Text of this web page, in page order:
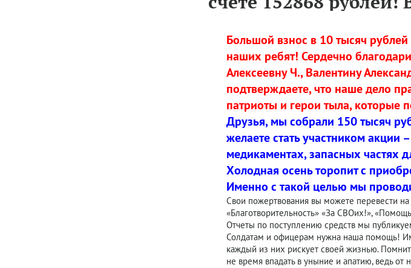
Большой взнос в 10 тысяч
наших ребят! Сердечно
Алексеевну Ч., Валентину
подтверждаете, что наше дело
патриоты и герои тыла, которые
Друзья, мы собрали 150 тысяч
желаете стать участником
медикаментах, запасных частях
Холодная осень торопит с
Именно с такой целью мы
Свои пожертвования вы можете перевести
«Благотворительность» «За СВОих!»,
Отчеты по поступлению средств мы
Солдатам и офицерам нужна наша помощь! Им
каждый из них рискует своей жизнью.
не время впадать в уныние и апатию, ведь